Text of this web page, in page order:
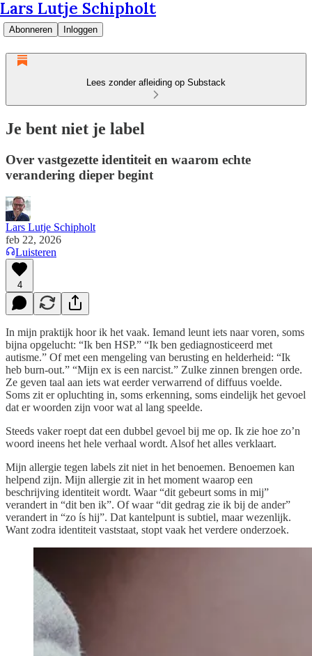
Lars Lutje Schipholt
Abonneren Inloggen
Lees zonder afleiding op Substack
Je bent niet je label
Over vastgezette identiteit en waarom echte
verandering dieper begint
Lars Lutje Schipholt
feb 22, 2026
Luisteren
4
In mijn praktijk hoor ik het vaak. Iemand leunt iets naar voren, soms
bijna opgelucht: “Ik ben HSP.” “Ik ben gediagnosticeerd met
autisme.” Of met een mengeling van berusting en helderheid: “Ik
heb burn-out.” “Mijn ex is een narcist.” Zulke zinnen brengen orde.
Ze geven taal aan iets wat eerder verwarrend of diffuus voelde.
Soms zit er opluchting in, soms erkenning, soms eindelijk het gevoel
dat er woorden zijn voor wat al lang speelde.
Steeds vaker roept dat een dubbel gevoel bij me op. Ik zie hoe zo’n
woord ineens het hele verhaal wordt. Alsof het alles verklaart.
Mijn allergie tegen labels zit niet in het benoemen. Benoemen kan
helpend zijn. Mijn allergie zit in het moment waarop een
beschrijving identiteit wordt. Waar “dit gebeurt soms in mij”
verandert in “dit ben ik”. Of waar “dit gedrag zie ik bij de ander”
verandert in “zo ís hij”. Dat kantelpunt is subtiel, maar wezenlijk.
Want zodra identiteit vaststaat, stopt vaak het verdere onderzoek.